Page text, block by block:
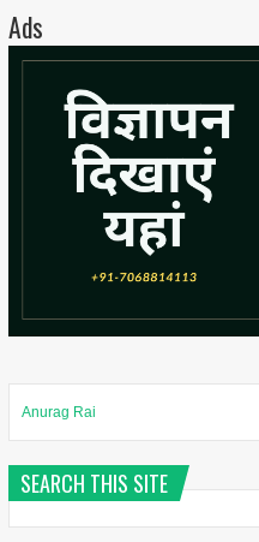
Ads
Anurag Rai
SEARCH THIS SITE